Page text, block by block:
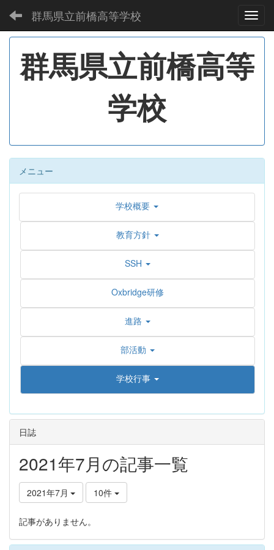
群馬県立前橋高等学校
群馬県立前橋高等
学校
メニュー
学校概要
教育方針
SSH
Oxbridge研修
進路
部活動
学校行事
日誌
2021年7月の記事一覧
2021年7月 10件
記事がありません。